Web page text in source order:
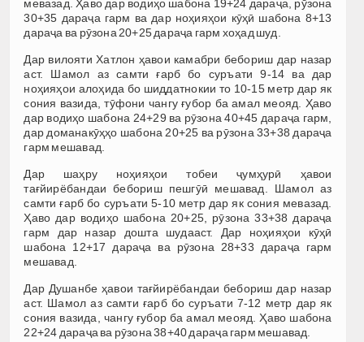
мевазад. Ҳаво дар водиҳо шабона 19+24 дараҷа, рӯзона
30+35 дараҷа гарм ва дар ноҳияҳои кӯҳӣ шабона 8+13
дараҷа ва рӯзона 20+25 дараҷа гарм хоҳад шуд.
Дар вилояти Хатлон ҳавои камабри бебориш дар назар
аст. Шамол аз самти ғарб бо суръати 9-14 ва дар
ноҳияҳои алоҳида бо шиддатнокии то 10-15 метр дар як
сония вазида, тӯфони чангу ғубор ба амал меояд. Ҳаво
дар водиҳо шабона 24+29 ва рӯзона 40+45 дараҷа гарм,
дар доманакӯҳҳо шабона 20+25 ва рӯзона 33+38 дараҷа
гарм мешавад.
Дар шаҳру ноҳияҳои тобеи ҷумҳурӣ ҳавои
тағйирёбандаи бебориш пешгӯӣ мешавад. Шамол аз
самти ғарб бо суръати 5-10 метр дар як сония мевазад.
Ҳаво дар водиҳо шабона 20+25, рӯзона 33+38 дараҷа
гарм дар назар дошта шудааст. Дар ноҳияҳои кӯҳӣ
шабона 12+17 дараҷа ва рӯзона 28+33 дараҷа гарм
мешавад.
Дар Душанбе ҳавои тағйирёбандаи бебориш дар назар
аст. Шамол аз самти ғарб бо суръати 7-12 метр дар як
сония вазида, чангу ғубор ба амал меояд. Ҳаво шабона
22+24 дараҷа ва рӯзона 38+40 дараҷа гарм мешавад.